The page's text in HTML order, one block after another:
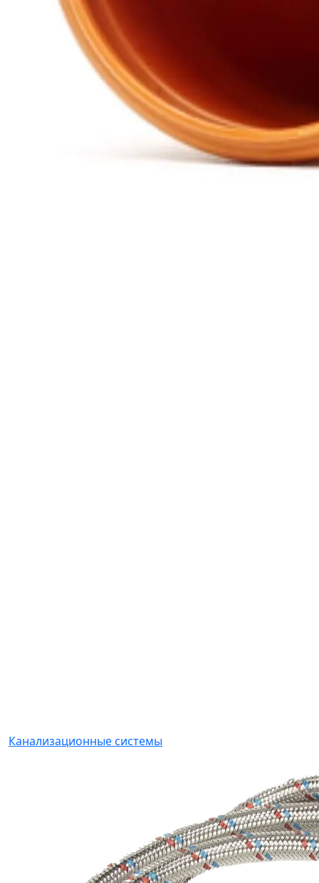
Канализационные системы